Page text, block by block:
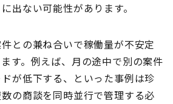
出ない可能性があります。
との兼ね合いで稼働量が不安定
す。例えば、月の途中で別の案件
が低下する、といった事例は珍
の商談を同時並行で管理する必